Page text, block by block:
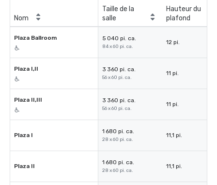
Nom
Taille de la
salle
Hauteur du
plafond
Plaza Ballroom 5 040 pi. ca.
84 x 60 pi. ca.
12 pi.
Plaza I,II 3 360 pi. ca.
56 x 60 pi. ca.
11 pi.
Plaza II,III 3 360 pi. ca.
56 x 60 pi. ca.
11 pi.
Plaza I
1 680 pi. ca.
28 x 60 pi. ca.
11,1 pi.
Plaza II
1 680 pi. ca.
28 x 60 pi. ca.
11,1 pi.